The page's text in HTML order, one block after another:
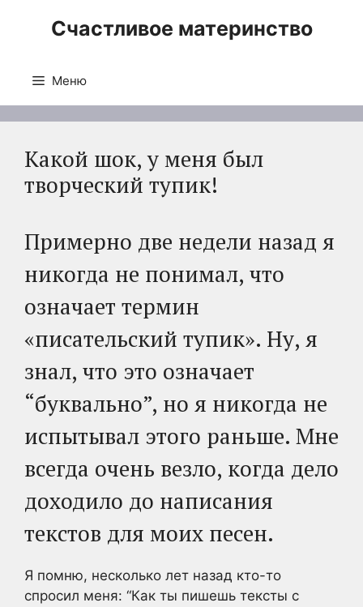
Счастливое материнство
Меню
Какой шок, у меня был
творческий тупик!
Примерно две недели назад я
никогда не понимал, что
означает термин
«писательский тупик». Ну, я
знал, что это означает
“буквально”, но я никогда не
испытывал этого раньше. Мне
всегда очень везло, когда дело
доходило до написания
текстов для моих песен.
Я помню, несколько лет назад кто-то
спросил меня: “Как ты пишешь тексты с